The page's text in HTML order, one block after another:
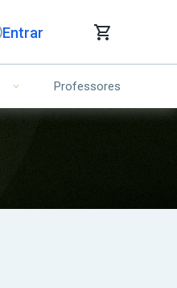
Entrar
Professores